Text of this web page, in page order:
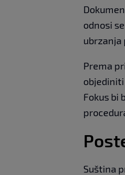
odnosi
ubrzanja
Prema
Fokus bi
Suština